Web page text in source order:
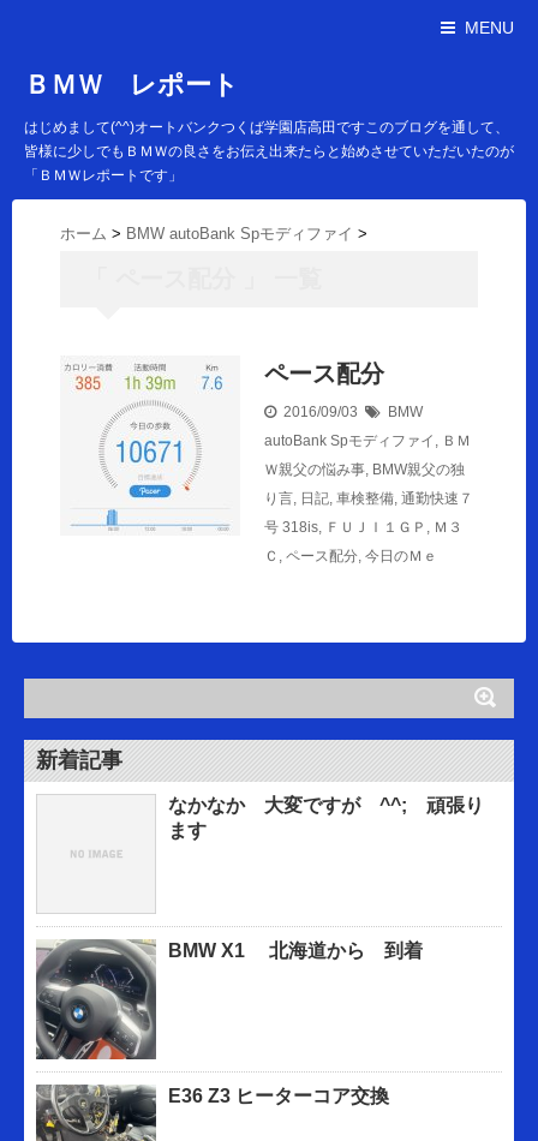
MENU
ＢＭＷ レポート
はじめまして(^^)オートバンクつくば学園店高田ですこのブログを通して、
皆様に少しでもＢＭＷの良さをお伝え出来たらと始めさせていただいたのが
「ＢＭＷレポートです」
ホーム > BMW autoBank Spモディファイ >
ペース配分
2016/09/03
BMW
autoBank Spモディファイ , ＢＭ
Ｗ親父の悩み事, BMW親父の独
り言, 日記, 車検整備, 通勤快速７
号 318is, ＦＵＪＩ１ＧＰ , Ｍ３
Ｃ , ペース配分, 今日のＭｅ
新着記事
なかなか 大変ですが ^^; 頑張り
ます
BMW X1 北海道から 到着
E36 Z3 ヒーターコア交換